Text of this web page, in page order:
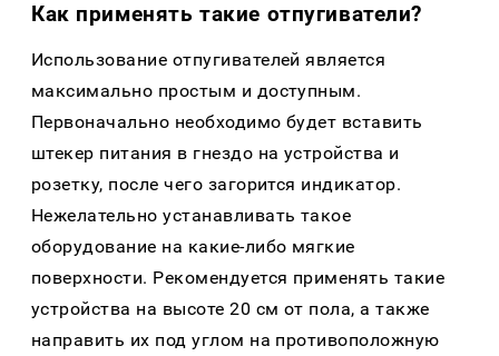
Как применять такие отпугиватели?
Использование отпугивателей является
максимально простым и доступным.
Первоначально необходимо будет вставить
штекер питания в гнездо на устройства и
розетку, после чего загорится индикатор.
Нежелательно устанавливать такое
оборудование на какие-либо мягкие
поверхности. Рекомендуется применять такие
устройства на высоте 20 см от пола, а также
направить их под углом на противоположную